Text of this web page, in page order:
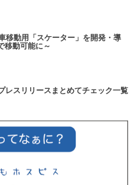
移動用「スケーター」を開発・導
移動可能に～
レスリリースまとめてチェック一覧